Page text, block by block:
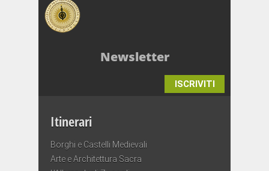
Newsletter
ISCRIVITI
Itinerari
Borghi e Castelli Medievali
Arte e Architettura Sacra